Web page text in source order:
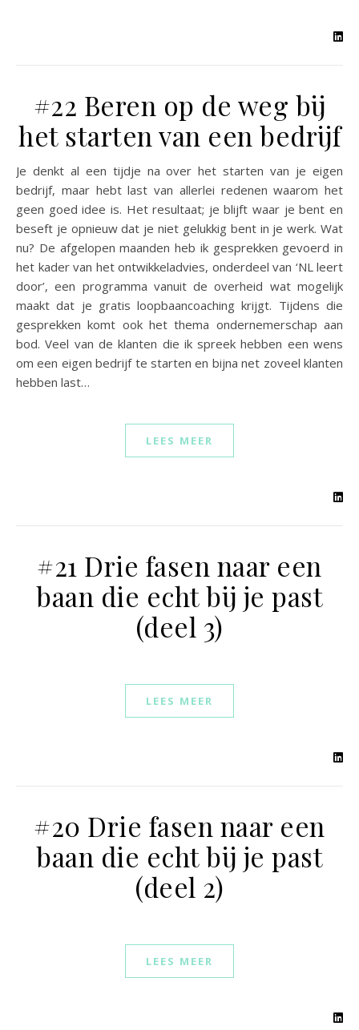
#22 Beren op de weg bij
het starten van een bedrijf
Je denkt al een tijdje na over het starten van je eigen
bedrijf, maar hebt last van allerlei redenen waarom het
geen goed idee is. Het resultaat; je blijft waar je bent en
beseft je opnieuw dat je niet gelukkig bent in je werk. Wat
nu? De afgelopen maanden heb ik gesprekken gevoerd in
het kader van het ontwikkeladvies, onderdeel van ‘NL leert
door’, een programma vanuit de overheid wat mogelijk
maakt dat je gratis loopbaancoaching krijgt. Tijdens die
gesprekken komt ook het thema ondernemerschap aan
bod. Veel van de klanten die ik spreek hebben een wens
om een eigen bedrijf te starten en bijna net zoveel klanten
hebben last…
LEES MEER
#21 Drie fasen naar een
baan die echt bij je past
(deel 3)
LEES MEER
#20 Drie fasen naar een
baan die echt bij je past
(deel 2)
LEES MEER